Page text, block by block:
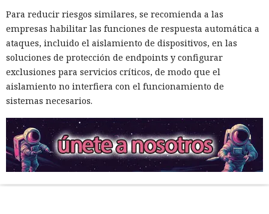
Para reducir riesgos similares, se recomienda a las
empresas habilitar las funciones de respuesta automática a
ataques, incluido el aislamiento de dispositivos, en las
soluciones de protección de endpoints y configurar
exclusiones para servicios críticos, de modo que el
aislamiento no interfiera con el funcionamiento de
sistemas necesarios.